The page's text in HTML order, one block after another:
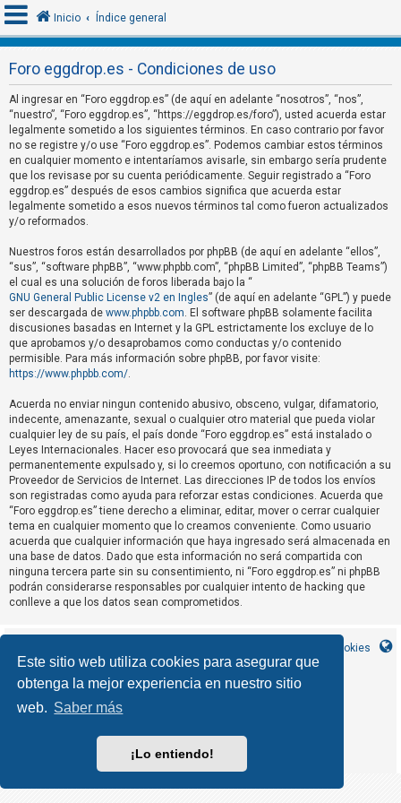
Este sitio web utiliza cookies para asegurar que
obtenga la mejor experiencia en nuestro sitio
web. Saber más
¡Lo entiendo!
I
d
e
n
t
i
f
i
c
a
r
s
e
R
e
g
i
s
t
r
a
r
s
T
e
s
Inicio Índice general
Foro eggdrop.es - Condiciones de uso
Al ingresar en “Foro eggdrop.es” (de aquí en adelante “nosotros”, “nos”,
“nuestro”, “Foro eggdrop.es”, “https://eggdrop.es/foro”), usted acuerda estar
legalmente sometido a los siguientes términos. En caso contrario por favor
no se registre y/o use “Foro eggdrop.es”. Podemos cambiar estos términos
en cualquier momento e intentaríamos avisarle, sin embargo sería prudente
que los revisase por su cuenta periódicamente. Seguir registrado a “Foro
eggdrop.es” después de esos cambios significa que acuerda estar
legalmente sometido a esos nuevos términos tal como fueron actualizados
y/o reformados.
Nuestros foros están desarrollados por phpBB (de aquí en adelante “ellos”,
“sus”, “software phpBB”, “www.phpbb.com”, “phpBB Limited”, “phpBB Teams”)
el cual es una solución de foros liberada bajo la “
GNU General Public License v2 en Ingles” (de aquí en adelante “GPL”) y puede
ser descargada de www.phpbb.com. El software phpBB solamente facilita
discusiones basadas en Internet y la GPL estrictamente los excluye de lo
que aprobamos y/o desaprobamos como conductas y/o contenido
permisible. Para más información sobre phpBB, por favor visite:
https://www.phpbb.com/.
Acuerda no enviar ningun contenido abusivo, obsceno, vulgar, difamatorio,
indecente, amenazante, sexual o cualquier otro material que pueda violar
cualquier ley de su país, el país donde “Foro eggdrop.es” está instalado o
Leyes Internacionales. Hacer eso provocará que sea inmediata y
permanentemente expulsado y, si lo creemos oportuno, con notificación a su
Proveedor de Servicios de Internet. Las direcciones IP de todos los envíos
son registradas como ayuda para reforzar estas condiciones. Acuerda que
“Foro eggdrop.es” tiene derecho a eliminar, editar, mover o cerrar cualquier
tema en cualquier momento que lo creamos conveniente. Como usuario
acuerda que cualquier información que haya ingresado será almacenada en
una base de datos. Dado que esta información no será compartida con
ninguna tercera parte sin su consentimiento, ni “Foro eggdrop.es” ni phpBB
podrán considerarse responsables por cualquier intento de hacking que
conlleve a que los datos sean comprometidos.
Borrar cookies
CleanSilver style by MannixMD
Traducción al español porphpBB España
Privacidad|Condiciones